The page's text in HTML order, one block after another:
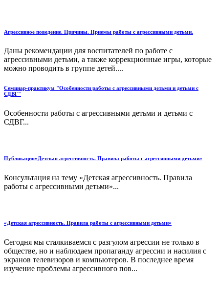
Агрессивное поведение. Причины. Приемы работы с агрессивными детьми.
Даны рекомендации для воспитателей по работе с
агрессивными детьми, а также коррекционные игры, которые
можно проводить в группе детей....
Семинар-практикум "Особенности работы с агрессивными детьми и детьми с
СДВГ"
Особенности работы с агрессивными детьми и детьми с
СДВГ...
Публикация«Детская агрессивность. Правила работы с агрессивными детьми»
Консультация на тему «Детская агрессивность. Правила
работы с агрессивными детьми»...
«Детская агрессивность. Правила работы с агрессивными детьми»
Сегодня мы сталкиваемся с разгулом агрессии не только в
обществе, но и наблюдаем пропаганду агрессии и насилия с
экранов телевизоров и компьютеров. В последнее время
изучение проблемы агрессивного пов...